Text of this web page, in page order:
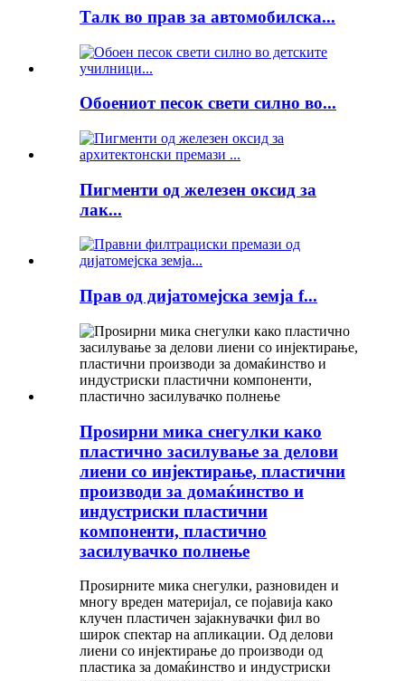
Талк во прав за автомобилска...
Обоениот песок свети силно во...
Пигменти од железен оксид за
лак...
Прав од дијатомејска земја f...
Проѕирни мика снегулки како
пластично засилување за делови
лиени со инјектирање, пластични
производи за домаќинство и
индустриски пластични
компоненти, пластично
засилувачко полнење
Проѕирните мика снегулки, разновиден и
многу вреден материјал, се појавија како
клучен пластичен зајакнувачки фил во
широк спектар на апликации. Од делови
лиени со инјектирање до производи од
пластика за домаќинство и индустриски